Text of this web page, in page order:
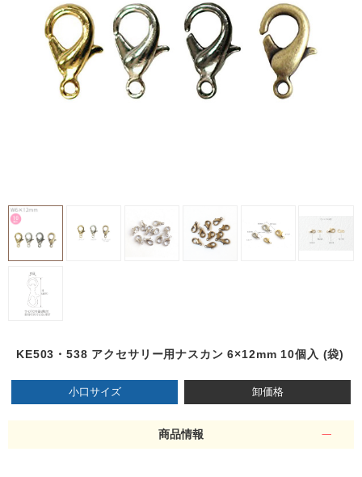
KE503・538 アクセサリー用ナスカン 6×12mm 10個入 (袋)
小口サイズ 卸価格
商品情報